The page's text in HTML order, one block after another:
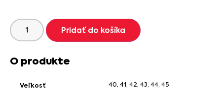
Pridať do košíka
O produkte
Veľkosť 40, 41, 42, 43, 44, 45